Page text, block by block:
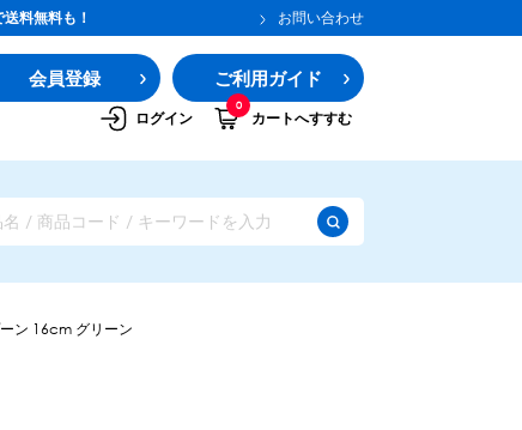
料無料も！ お問い合わせ
会員登録 ご利用ガイド
ログイン
0
カートへすすむ
ン 16cm グリーン